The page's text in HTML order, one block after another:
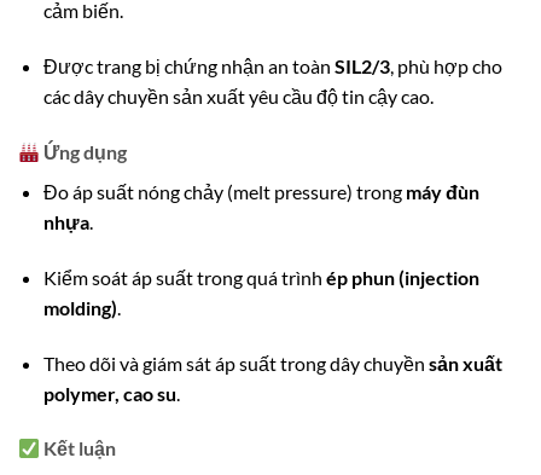
cảm biến.
Được trang bị chứng nhận an toàn SIL2/3, phù hợp cho
các dây chuyền sản xuất yêu cầu độ tin cậy cao.
Ứng dụng
Đo áp suất nóng chảy (melt pressure) trong máy đùn
nhựa.
Kiểm soát áp suất trong quá trình ép phun (injection
molding)
Theo dõi và giám sát áp suất trong dây chuyền sản xuất
polymer, cao su
Kết luận